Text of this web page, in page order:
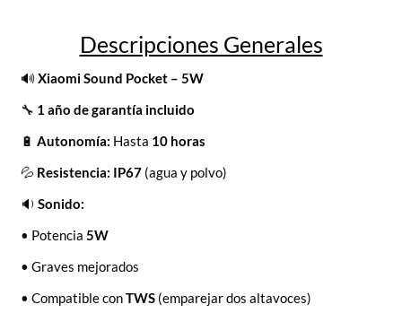
Descripciones Generales
🔊 Xiaomi Sound Pocket – 5W
🔧 1 año de garantía incluido
🔋 Autonomía: Hasta 10 horas
💦 Resistencia: IP67 (agua y polvo)
🔉 Sonido:
• Potencia 5W
• Graves mejorados
• Compatible conTWS (emparejar dos altavoces)